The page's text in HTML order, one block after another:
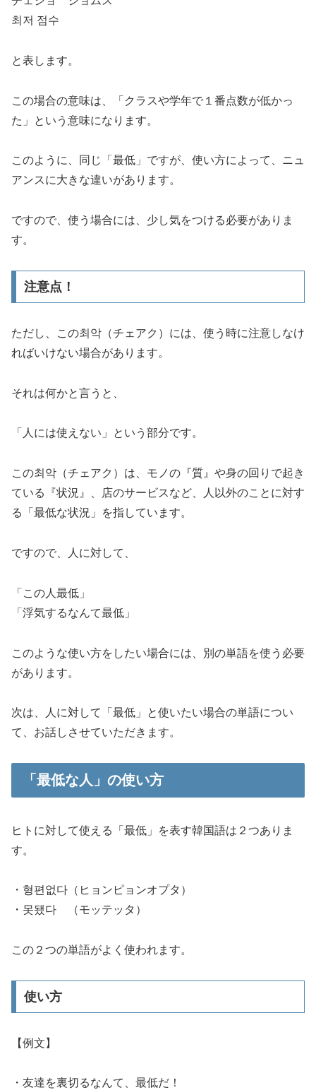
최저 점수
と表します。
この場合の意味は、
「クラスや学年で１番点数が低かっ
た」
という意味になります。
このように、同じ「最低」ですが、使い方によって、ニュ
アンスに大きな違いがあります。
ですので、使う場合には、少し気をつける必要がありま
す。
注意点！
ただし、この최악（チェアク）には、使う時に注意しなけ
ればいけない場合があります。
それは何かと言うと、
「人には使えない」 という部分です。
この최악（チェアク）は、モノの『質』や身の回りで起き
ている『状況』、店のサービスなど、人以外のことに対す
る「最低な状況」を指しています。
ですので、人に対して、
「この人最低」
「浮気するなんて最低」
このような使い方をしたい場合には、別の単語を使う必要
があります。
次は、人に対して「最低」と使いたい場合の単語につい
て、お話しさせていただきます。
「最低な人」の使い方
ヒトに対して使える「最低」を表す韓国語は２つありま
す。
・형편없다（ヒョンピョンオプタ）
・못됐다 （モッテッタ）
この２つの単語がよく使われます。
使い方
【例文】
・友達を裏切るなんて、最低だ！